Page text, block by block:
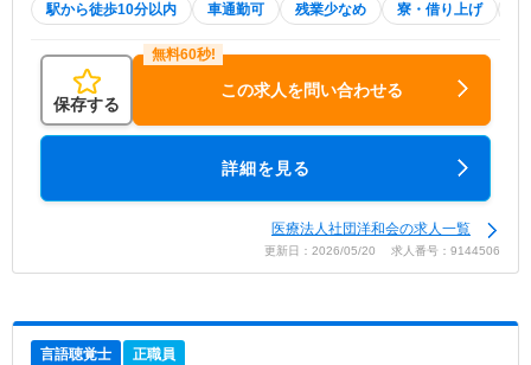
駅から徒歩10分以内 車通勤可 残業少なめ 寮・借り上げ
保存する
この求人を問い合わせる
詳細を見る
医療法人社団洋和会の求人一覧
更新日：2026/05/20 求人番号：9144506
言語聴覚士 正職員